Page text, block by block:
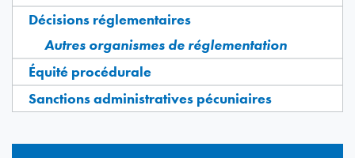
Décisions réglementaires
Autres organismes de réglementation
Équité procédurale
Sanctions administratives pécuniaires